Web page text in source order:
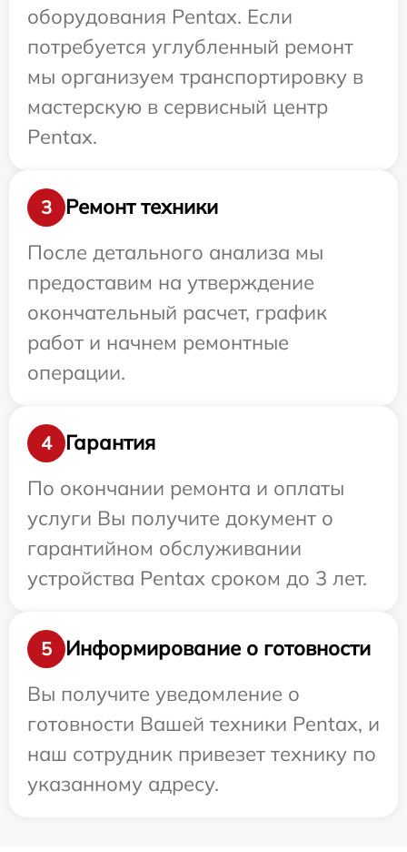
оборудования Pentax. Если
потребуется углубленный ремонт
мы организуем транспортировку в
мастерскую в сервисный центр
Pentax.
3
Ремонт техники
После детального анализа мы
предоставим на утверждение
окончательный расчет, график
работ и начнем ремонтные
операции.
4
Гарантия
По окончании ремонта и оплаты
услуги Вы получите документ о
гарантийном обслуживании
устройства Pentax сроком до 3 лет.
5
Информирование о готовности
Вы получите уведомление о
готовности Вашей техники Pentax, и
наш сотрудник привезет технику по
указанному адресу.